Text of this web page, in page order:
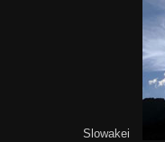
Slowakei